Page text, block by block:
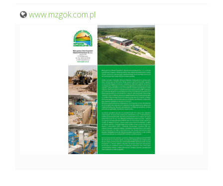
www.mzgok.com.pl